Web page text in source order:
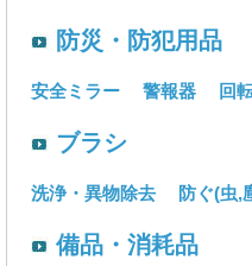
防災・防犯用品
安全ミラー 警報器 回
ブラシ
洗浄・異物除去 防ぐ(虫,
備品・消耗品